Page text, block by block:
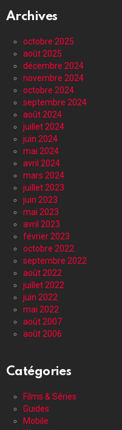
Archives
octobre 2025
août 2025
décembre 2024
novembre 2024
octobre 2024
septembre 2024
août 2024
juillet 2024
juin 2024
mai 2024
avril 2024
mars 2024
juillet 2023
juin 2023
mai 2023
avril 2023
février 2023
octobre 2022
septembre 2022
août 2022
juillet 2022
juin 2022
mai 2022
août 2007
août 2006
Catégories
Films & Séries
Guides
Mobile